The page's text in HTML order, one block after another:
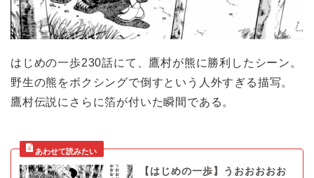
はじめの一歩230話にて、鷹村が熊に勝利したシーン。
野生の熊をボクシングで倒すという人外すぎる描写。
鷹村伝説にさらに箔が付いた瞬間である。
【はじめの一歩】うおおおおお